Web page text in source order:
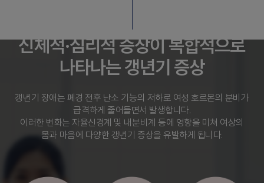
신체적·심리적 증상이 복합적으로
나타나는 갱년기 증상
갱년기 장애는 폐경 전후 난소 기능의 저하로 여성 호르몬의 분비가
급격하게 줄어들면서 발생합니다.
이러한 변화는 자율신경계 및 내분비계 등에 영향을 미쳐 여상의
몸과 마음에 다양한 갱년기 증상을 유발하게 됩니다.